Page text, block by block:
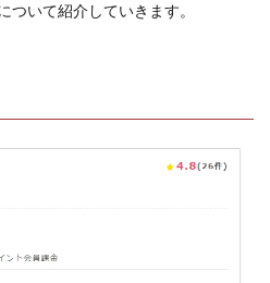
いて紹介していきます。